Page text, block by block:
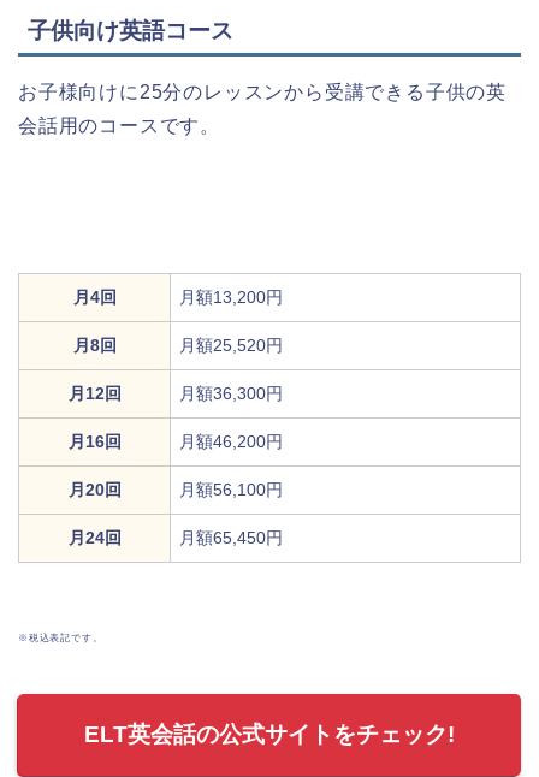
子供向け英語コース
お子様向けに25分のレッスンから受講できる子供の英
会話用のコースです。
月4回 月額13,200円
月8回 月額25,520円
月12回 月額36,300円
月16回 月額46,200円
月20回 月額56,100円
月24回 月額65,450円
※税込表記です。
ELT英会話の公式サイトをチェック!